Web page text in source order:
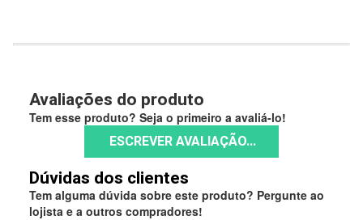
Avaliações do produto
Tem esse produto? Seja o primeiro a avaliá-lo!
ESCREVER AVALIAÇÃO...
Dúvidas dos clientes
Tem alguma dúvida sobre este produto? Pergunte ao
lojista e a outros compradores!